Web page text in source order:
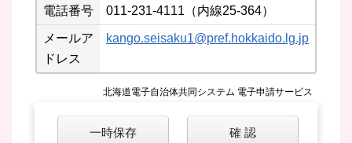
一時保存 確 認
電話番号 011-231-4111（内線25-364）
メールア
ドレス
kango.seisaku1@pref.hokkaido.lg.jp
北海道電子自治体共同システム 電子申請サービス